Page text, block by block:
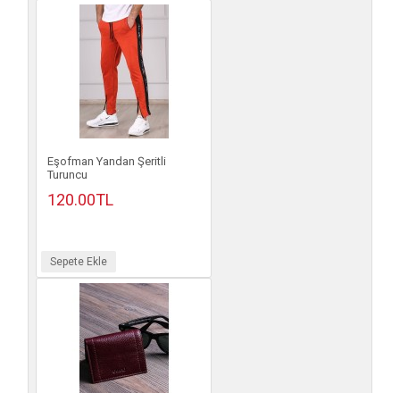
Eşofman Yandan Şeritli
Turuncu
120.00TL
Sepete Ekle